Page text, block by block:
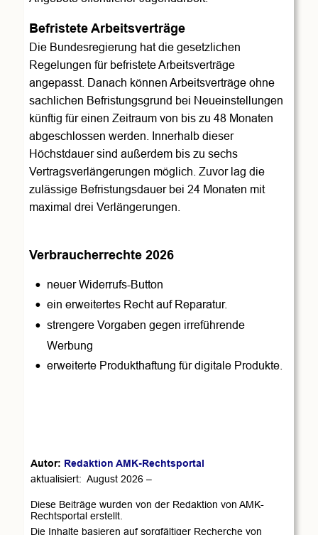
Autor: Redaktion AMK-Rechtsportal
aktualisiert:  August 2026 –
Diese Beiträge wurden von der Redaktion von AMK-
Rechtsportal erstellt.
Die Inhalte basieren auf sorgfältiger Recherche von
Befristete Arbeitsverträge
Die Bundesregierung hat die gesetzlichen
Regelungen für befristete Arbeitsverträge
angepasst. Danach können Arbeitsverträge ohne
sachlichen Befristungsgrund bei Neueinstellungen
künftig für einen Zeitraum von bis zu 48 Monaten
abgeschlossen werden. Innerhalb dieser
Höchstdauer sind außerdem bis zu sechs
Vertragsverlängerungen möglich. Zuvor lag die
zulässige Befristungsdauer bei 24 Monaten mit
maximal drei Verlängerungen.
Verbraucherrechte 2026
• neuer Widerrufs-Button
• ein erweitertes Recht auf Reparatur.
• strengere Vorgaben gegen irreführende
Werbung
• erweiterte Produkthaftung für digitale Produkte.